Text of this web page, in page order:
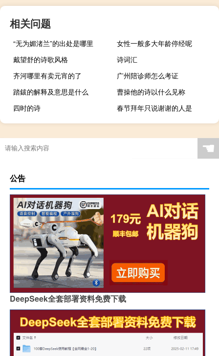
相关问题
“无为媚渚兰”的出处是哪里
女性一般多大年龄停经呢
戴望舒的诗歌风格
诗词汇
齐河哪里有卖元宵的了
广州陪诊师怎么考证
踏鈸的解释及意思是什么
曹操他的诗以什么见称
四时的诗
春节拜年只说谢谢的人是
☚
公告
DeepSeek全套部署资料免费下载